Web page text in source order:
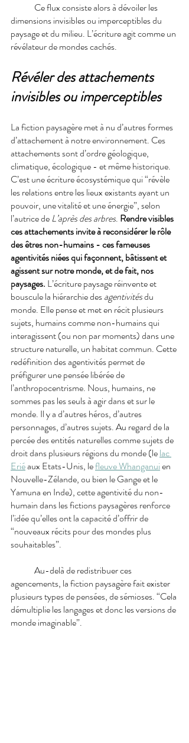
Ce flux consiste alors à dévoiler les
dimensions invisibles ou imperceptibles du
paysage et du milieu. L’écriture agit comme un
révélateur de mondes cachés.
Révéler des attachements
invisibles ou imperceptibles
La fiction paysagère met à nu d’autres formes
d’attachement à notre environnement. Ces
attachements sont d’ordre géologique,
climatique, écologique - et même historique.
C’est une écriture écosystémique qui “révèle
les relations entre les lieux existants ayant un
pouvoir, une vitalité et une énergie”, selon
l’autrice de L’après des arbres. Rendre visibles
ces attachements invite à reconsidérer le rôle
des êtres non-humains - ces fameuses
agentivités niées qui façonnent, bâtissent et
agissent sur notre monde, et de fait, nos
paysages. L’écriture paysage réinvente et
bouscule la hiérarchie des agentivités du
monde. Elle pense et met en récit plusieurs
sujets, humains comme non-humains qui
interagissent (ou non par moments) dans une
structure naturelle, un habitat commun. Cette
redéfinition des agentivités permet de
préfigurer une pensée libérée de
l’anthropocentrisme. Nous, humains, ne
sommes pas les seuls à agir dans et sur le
monde. Il y a d’autres héros, d’autres
personnages, d’autres sujets. Au regard de la
percée des entités naturelles comme sujets de
droit dans plusieurs régions du monde (le lac
Eriéaux Etats-Unis, le fleuve Whanganui en
Nouvelle-Zélande, ou bien le Gange et le
Yamuna en Inde), cette agentivité du non-
humain dans les fictions paysagères renforce
l’idée qu’elles ont la capacité d’offrir de
“nouveaux récits pour des mondes plus
souhaitables”.
Au-delà de redistribuer ces
agencements, la fiction paysagère fait exister
plusieurs types de pensées, de sémioses. “Cela
démultiplie les langages et donc les versions de
monde imaginable”.